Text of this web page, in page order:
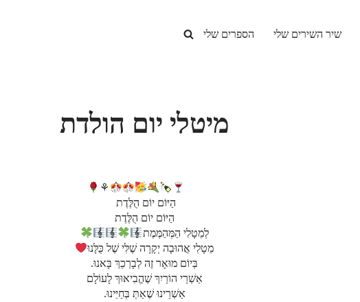
שיר השירים שלי הספרים שלי
מיטלי יום הולדת
⚘
הַיּוֹם יוֹם הֻלֶּדֶת
הַיּוֹם יוֹם הֻלֶּדֶת
לְמֵטָלִי הַמְּהַמֶּמֶת
מֵטָלִי אֲהוּבָה יְקָרָה שֶׁלִּי שֶׁל כֻּלָּנוּ
בְּיוֹם מוּאָר זֶה לְבָרְכֵךְ בָּאנוּ.
אַשְׁרַי הוֹרַיִךְ שֶׁהֱבִיאוּךְ לָעוֹלָם
אַשְׁרֵינוּ שֶׁאַתְּ בְּחַיֵּינוּ.